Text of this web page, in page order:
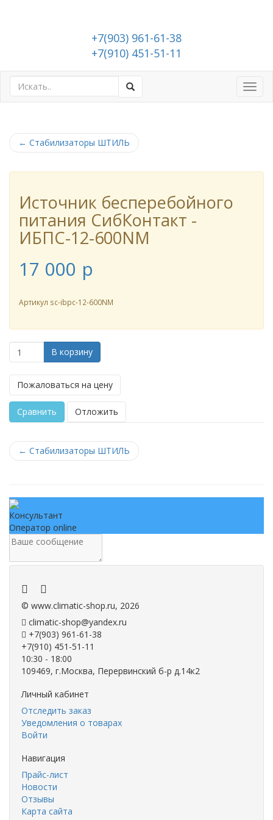
+7(903) 961-61-38
+7(910) 451-51-11
← Стабилизаторы ШТИЛЬ
Источник бесперебойного
питания СибКонтакт -
ИБПС-12-600NM
17 000 p
Артикул sc-ibpc-12-600NM
В корзину
Пожаловаться на цену
Сравнить Отложить
← Стабилизаторы ШТИЛЬ
Консультант
Оператор online
© www.climatic-shop.ru, 2026
climatic-shop@yandex.ru
+7(903) 961-61-38
+7(910) 451-51-11
10:30 - 18:00
109469, г.Москва, Перервинский б-р д.14к2
Личный кабинет
Отследить заказ
Уведомления о товарах
Войти
Навигация
Прайс-лист
Новости
Отзывы
Карта сайта